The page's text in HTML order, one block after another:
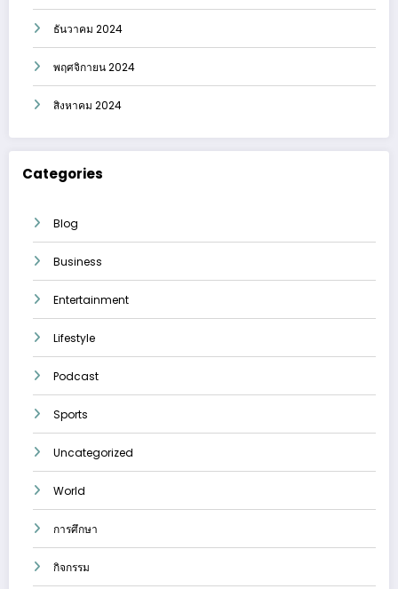
ธันวาคม 2024
พฤศจิกายน 2024
สิงหาคม 2024
Categories
Blog
Business
Entertainment
Lifestyle
Podcast
Sports
Uncategorized
World
การศึกษา
กิจกรรม